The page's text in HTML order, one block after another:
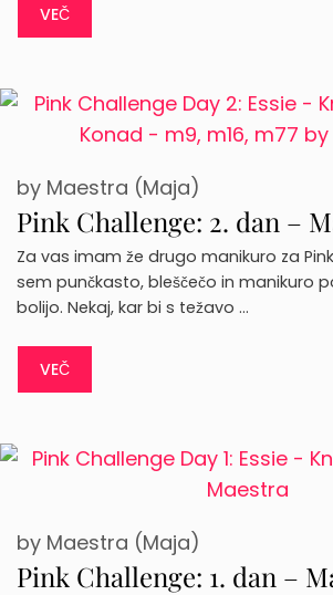
VEČ
Pink Challenge: 2. dan –
by Maestra (Maja)
Za vas imam že drugo manikuro za
sem punčkasto, bleščečo in manikuro
bolijo. Nekaj, kar bi s težavo …
VEČ
Pink Challenge: 1. dan –
by Maestra (Maja)